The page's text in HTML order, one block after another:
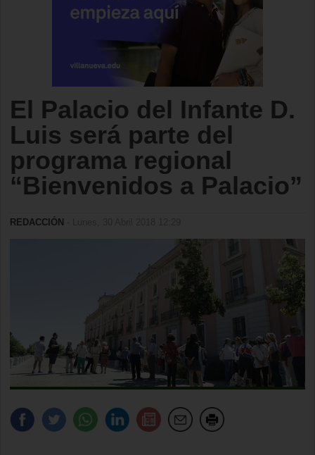
El Palacio del Infante D.
Luis será parte del
programa regional
“Bienvenidos a Palacio”
REDACCIÓN